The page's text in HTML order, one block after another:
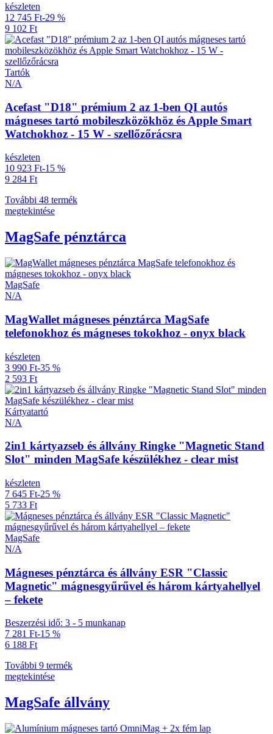
készleten
12 745 Ft-29 %
9 102 Ft
Tartók
N/A
Acefast "D18" prémium 2 az 1-ben QI autós
mágneses tartó mobileszközökhöz és Apple Smart
Watchokhoz - 15 W - szellőzőrácsra
készleten
10 923 Ft-15 %
9 284 Ft
További 48 termék
megtekintése
MagSafe pénztárca
MagSafe
N/A
MagWallet mágneses pénztárca MagSafe
telefonokhoz és mágneses tokokhoz - onyx black
készleten
3 990 Ft-35 %
2 593 Ft
Kártyatartó
N/A
2in1 kártyazseb és állvány Ringke "Magnetic Stand
Slot" minden MagSafe készülékhez - clear mist
készleten
7 645 Ft-25 %
5 733 Ft
MagSafe
N/A
Mágneses pénztárca és állvány ESR "Classic
Magnetic" mágnesgyűrűvel és három kártyahellyel
– fekete
Beszerzési idő: 3 - 5 munkanap
7 281 Ft-15 %
6 188 Ft
További 9 termék
megtekintése
MagSafe állvány